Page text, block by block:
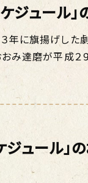
ジュール
年に旗揚げした
おみ達磨が平成２
ジュール」